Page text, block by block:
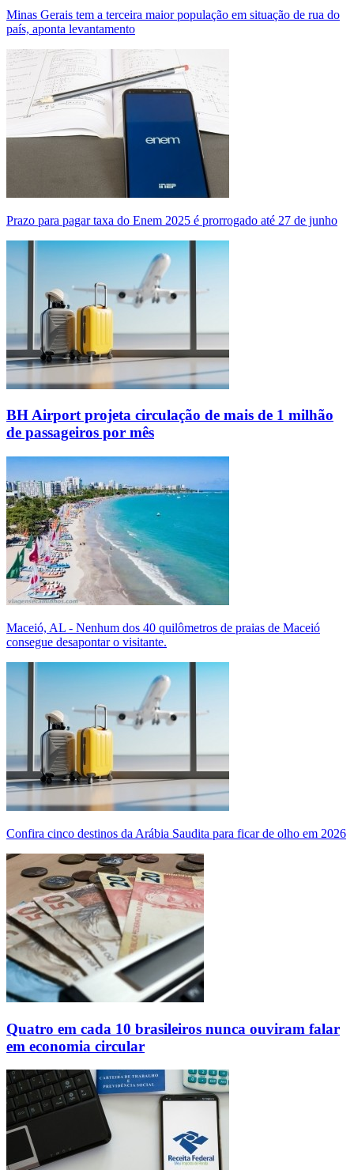
Minas Gerais tem a terceira maior população em situação de rua do
país, aponta levantamento
Prazo para pagar taxa do Enem 2025 é prorrogado até 27 de junho
BH Airport projeta circulação de mais de 1 milhão
de passageiros por mês
Maceió, AL - Nenhum dos 40 quilômetros de praias de Maceió
consegue desapontar o visitante.
Confira cinco destinos da Arábia Saudita para ficar de olho em 2026
Quatro em cada 10 brasileiros nunca ouviram falar
em economia circular